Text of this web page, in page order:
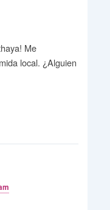
Me
local. ¿Alguien